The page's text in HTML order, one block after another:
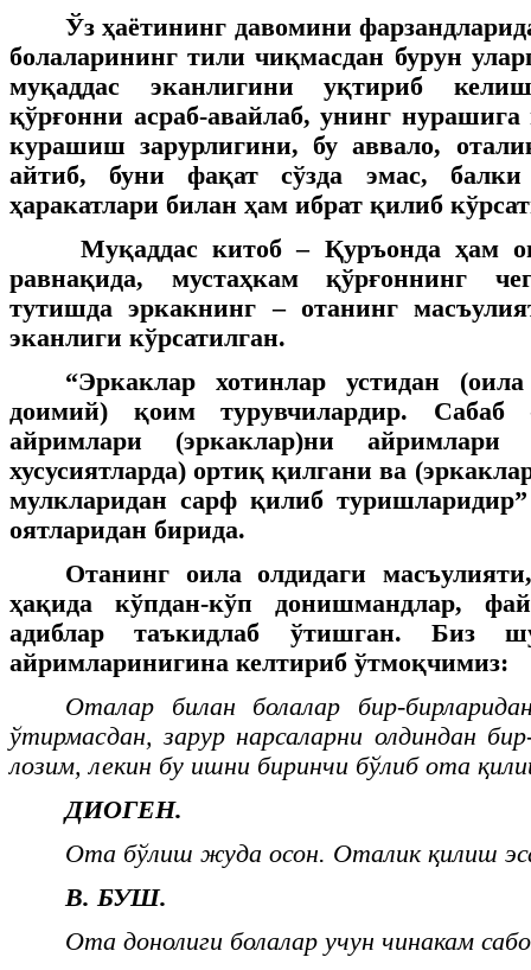
Ўз ҳаётининг давомини
болаларининг тили чиқмасдан бурун
муқаддас эканлигини уқтириб
қўрғонни асраб-авайлаб, унинг
курашиш зарурлигини, бу аввало,
айтиб, буни фақат сўзда эмас, балки
ҳаракатлари билан ҳам ибрат қилиб
Муқаддас китоб – Қуръонда ҳам
равнақида, мустаҳкам қўрғоннинг
тутишда эркакнинг – отанинг
эканлиги кўрсатилган.
“Эркаклар хотинлар устидан
доимий) қоим турувчилардир.
айримлари (эркаклар)ни айримлари
хусусиятларда) ортиқ қилгани ва
мулкларидан сарф қилиб
оятларидан бирида.
Отанинг оила олдидаги
ҳақида кўпдан-кўп донишмандлар,
адиблар таъкидлаб ўтишган. Биз
айримларинигина келтириб ўтмоқчимиз:
Оталар билан болалар бир-
ўтирмасдан, зарур нарсаларни олдиндан
лозим, лекин бу ишни биринчи бўлиб ота
ДИОГЕН.
Ота бўлиш жуда осон. Оталик қилиш
В. БУШ.
Ота донолиги болалар учун чинакам